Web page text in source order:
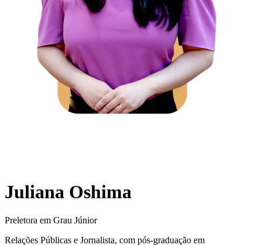
Juliana Oshima
Preletora em Grau Júnior
Relações Públicas e Jornalista, com pós-graduação em